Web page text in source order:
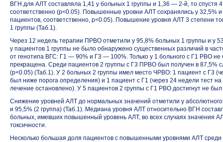
ВГН для АЛТ составляла 1,41 у больных 1 группы и 1,36 — 2-й, то спустя
соответственно (p<0.05). Повышенные уровни АЛТ сохранялись у 32,5%
пациентов, соответственно, p<0.05). Повышение уровня АЛТ 3 степени
1 группы (Таб.1).
Через 12 недель терапии ПРВО отметили у 95,8% больных 1 группы и у
у пациентов 1 группы не было обнаружено существенных различий в
от генотипа ВГС: Г1 — 90% и Г3 — 100%. Только у 1 больного с Г1 РВО
прекращена. Среди пациентов 2 группы с Г3 ПРВО был получен в 87,5%
(p<0.05) (Таб.1). У 2 больных 2 группы имел место ЧРВО: 1 пациент с Г3
был ниже порога определения) и 1 пациент с Г1 (через 24 недели тест
лечение остановлено). У 5 пациентов 2 группы с Г1 РВО достигнут не
Снижение уровней АЛТ до нормальных значений отметили у
и 95,5% (2 группа) (Таб.1). Медиана уровня АЛТ относительно ВГН
больных, имевших повышенный уровень АЛТ, во всех случаях значения
токсичности.
Несколько большая доля пациентов с повышенными уровнями АЛТ